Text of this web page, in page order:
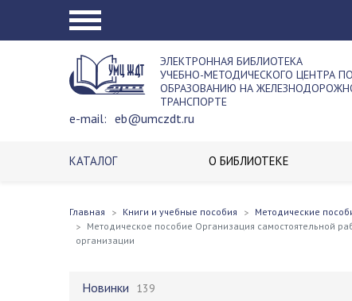
ЭЛЕКТРОННАЯ БИБЛИОТЕКА
УЧЕБНО-МЕТОДИЧЕСКОГО ЦЕНТРА ПО
ОБРАЗОВАНИЮ НА
ТРАНСПОРТЕ
e-mail: eb@umczdt.ru
КАТАЛОГ О БИБЛИОТЕКЕ
Главная Книги и учебные пособия Методические
Методическое пособие Организация самостоятельной
организации
Новинки 139